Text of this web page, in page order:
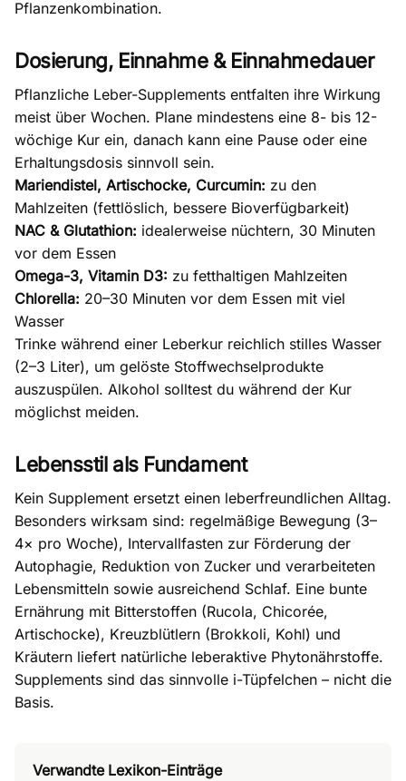
Pflanzenkombination.
Dosierung, Einnahme & Einnahmedauer
Pflanzliche Leber-Supplements entfalten ihre Wirkung
meist über Wochen. Plane mindestens eine 8- bis 12-
wöchige Kur ein, danach kann eine Pause oder eine
Erhaltungsdosis sinnvoll sein.
Mariendistel, Artischocke, Curcumin: zu den
Mahlzeiten (fettlöslich, bessere Bioverfügbarkeit)
NAC & Glutathion: idealerweise nüchtern, 30 Minuten
vor dem Essen
Omega-3, Vitamin D3: zu fetthaltigen Mahlzeiten
Chlorella: 20–30 Minuten vor dem Essen mit viel
Wasser
Trinke während einer Leberkur reichlich stilles Wasser
(2–3 Liter), um gelöste Stoffwechselprodukte
auszuspülen. Alkohol solltest du während der Kur
möglichst meiden.
Lebensstil als Fundament
Kein Supplement ersetzt einen leberfreundlichen Alltag.
Besonders wirksam sind: regelmäßige Bewegung (3–
4× pro Woche), Intervallfasten zur Förderung der
Autophagie, Reduktion von Zucker und verarbeiteten
Lebensmitteln sowie ausreichend Schlaf. Eine bunte
Ernährung mit Bitterstoffen (Rucola, Chicorée,
Artischocke), Kreuzblütlern (Brokkoli, Kohl) und
Kräutern liefert natürliche leberaktive Phytonährstoffe.
Supplements sind das sinnvolle i-Tüpfelchen – nicht die
Basis.
Verwandte Lexikon-Einträge